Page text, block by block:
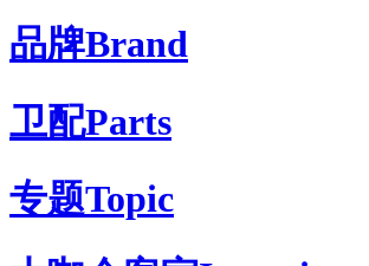
品牌Brand
卫配Parts
专题Topic